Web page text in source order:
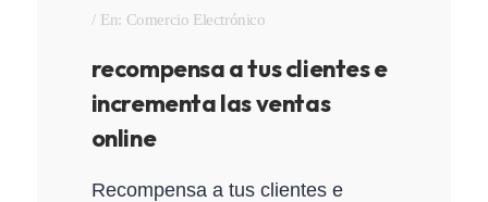
En: Comercio Electrónico
recompensa a tus clientes e
incrementa las ventas
online
Recompensa a tus clientes e